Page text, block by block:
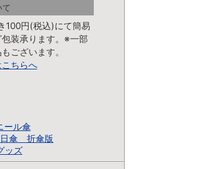
100円(税込)にて簡易
装承ります。※一部
ございます。
ちらへ
ール傘
傘 折傘版
ッズ